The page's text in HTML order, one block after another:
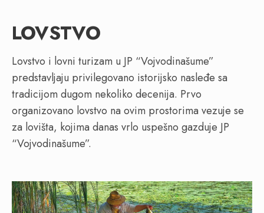
LOVSTVO
Lovstvo i lovni turizam u JP “Vojvodinašume”
predstavljaju privilegovano istorijsko nasleđe sa
tradicijom dugom nekoliko decenija. Prvo
organizovano lovstvo na ovim prostorima vezuje se
za lovišta, kojima danas vrlo uspešno gazduje JP
“Vojvodinašume”.